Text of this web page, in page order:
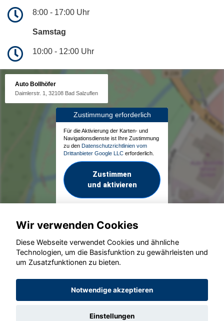
8:00 - 17:00 Uhr
Samstag
10:00 - 12:00 Uhr
Auto Bollhöfer
Daimlerstr. 1, 32108 Bad Salzuflen
Zustimmung erforderlich
Für die Aktivierung der Karten- und
Navigationsdienste ist Ihre Zustimmung
zu den Datenschutzrichtlinien vom
Drittanbieter Google LLC erforderlich.
Zustimmen
und aktivieren
© konjunkturmotor.de GmbH 2020 - 2026
Wir verwenden Cookies
Diese Webseite verwendet Cookies und ähnliche
Technologien, um die Basisfunktion zu gewährleisten und
um Zusatzfunktionen zu bieten.
Notwendige akzeptieren
Einstellungen